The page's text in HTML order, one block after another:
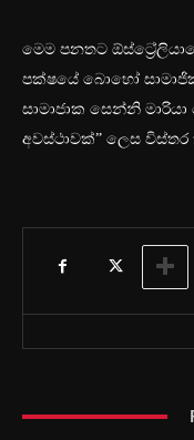
මෙම පනතට
පක්ෂයේ බොහෝ
සාමාජාක සෙන්නි
අවස්ථාවක්” ලෙස විස්තර